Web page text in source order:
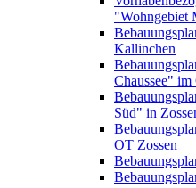
"Wohngebiet
Kallinchen
Chaussee" im
Süd" in
OT Zossen